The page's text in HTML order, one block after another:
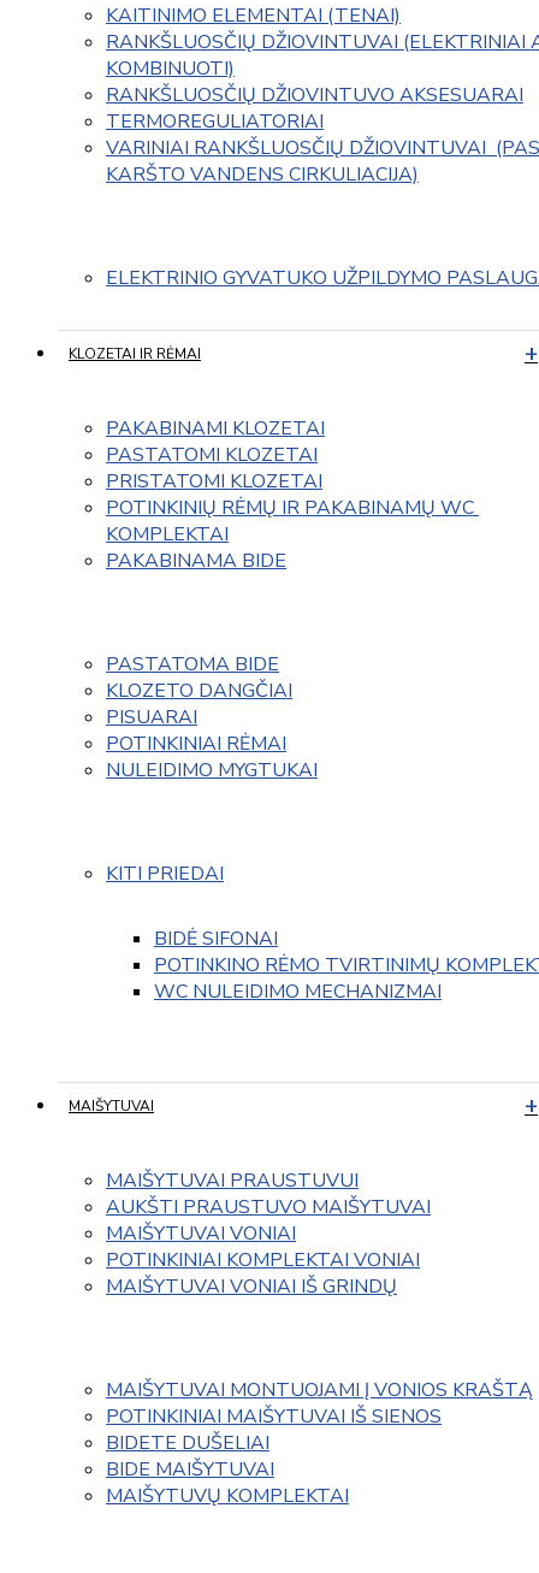
KAITINIMO ELEMENTAI (TENAI)
RANKŠLUOSČIŲ DŽIOVINTUVAI (ELEKTRINIAI
KOMBINUOTI)
RANKŠLUOSČIŲ DŽIOVINTUVO AKSESUARAI
TERMOREGULIATORIAI
VARINIAI RANKŠLUOSČIŲ DŽIOVINTUVAI
KARŠTO VANDENS CIRKULIACIJA)
ELEKTRINIO GYVATUKO UŽPILDYMO
KLOZETAI IR RĖMAI
PAKABINAMI KLOZETAI
PASTATOMI KLOZETAI
PRISTATOMI KLOZETAI
POTINKINIŲ RĖMŲ IR PAKABINAMŲ WC
KOMPLEKTAI
PAKABINAMA BIDE
PASTATOMA BIDE
KLOZETO DANGČIAI
PISUARAI
POTINKINIAI RĖMAI
NULEIDIMO MYGTUKAI
KITI PRIEDAI
BIDĖ SIFONAI
POTINKINO RĖMO TVIRTINIMŲ
WC NULEIDIMO MECHANIZMAI
MAIŠYTUVAI
MAIŠYTUVAI PRAUSTUVUI
AUKŠTI PRAUSTUVO MAIŠYTUVAI
MAIŠYTUVAI VONIAI
POTINKINIAI KOMPLEKTAI VONIAI
MAIŠYTUVAI VONIAI IŠ GRINDŲ
MAIŠYTUVAI MONTUOJAMI Į VONIOS KRAŠTĄ
POTINKINIAI MAIŠYTUVAI IŠ SIENOS
BIDETE DUŠELIAI
BIDE MAIŠYTUVAI
MAIŠYTUVŲ KOMPLEKTAI